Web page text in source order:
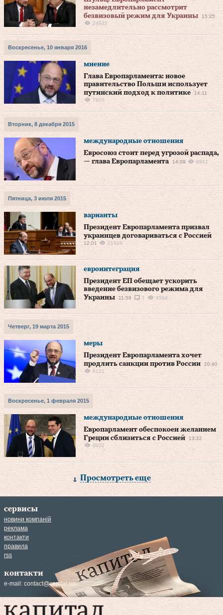
незамедлительно рассмотрит
безвизовый режим для Украины
15:25
24935
Воскресенье, 10 января 2016
мнение
Глава Европарламента: новое
правительство Польши использует
путинский подход к политике
14:11
7805
Вторник, 8 декабря 2015
международные отношения
Евросоюз стоит перед угрозой распада,
— глава Европарламента
14:09 8942
Пятница, 3 июля 2015
варианты
Президент Европарламента призвал
украинцев договариваться с Россией
12:01 21919
евроинтеграция
Президент ЕП обещает ускорить
введение безвизового режима для
Украины
11:59 1 9564
Четверг, 19 марта 2015
меры
Президент Европарламента хочет
продлить санкции против России
20:40
8121
Воскресенье, 1 февраля 2015
международные отношения
Европарламент обеспокоен желанием
Греции сблизиться с Россией
13:22
8022
Просмотреть еще
сервисы
новини компаній
реклама
контакти
правила
rss
контакти
e-mail: contact@capital.ua